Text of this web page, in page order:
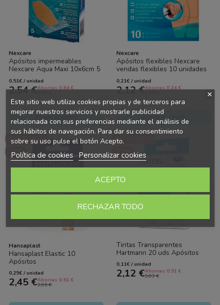
Nexcare
Apósitos impermeables
Nexcare Aqua Maxi 10x6cm 5
unidades resistentes al agua
0,51€ / unidad
2,54 €Ahorras 0.64 €
Añadir al carrito
Nexcare
Apósitos flexibles Nexcare
vendas flexibles 10 unidades
resistentes y cómodos
0,21€ / unidad
2,12 €Ahorras 0.24 €
Añadir al carrito
¡EN OFERTA!
-20%
Hansaplast
Hansaplast Elastic 10
Apósitos
0,25€ / unidad
2,45 €Ahorras 0.61 €
3,06 €
¡EN OFERTA!
-30%
Tiritas Transparentes
Hartmann 20 uds Apósitos
Discretos Impermeables
0,11€ / unidad
2,12 €Ahorras 0.91 €
3,03 €
Este sitio web utiliza cookies propias y de terceros para
mejorar nuestros servicios y mostrarle publicidad
relacionada con sus preferencias mediante el análisis de
sus hábitos de navegación. Para dar su consentimiento
sobre su uso pulse el botón Acepto.
Política de cookies Personalizar cookies
RECHAZAR TODO
ACEPTO